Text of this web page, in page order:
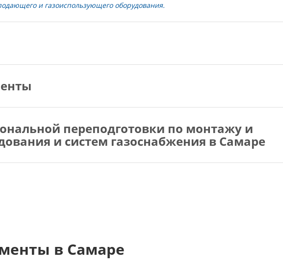
и газоиспользующего оборудования.
переподготовки по монтажу и
и систем газоснабжения в Самаре
в Самаре